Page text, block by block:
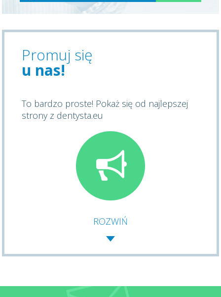
Promuj się
u nas!
To bardzo proste! Pokaż się od najlepszej
strony z dentysta.eu
ROZWIŃ